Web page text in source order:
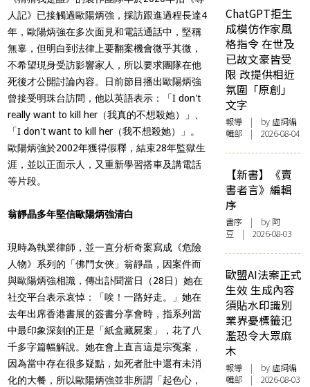
人記》已接觸過歐陽炳強，採訪跟進過程長達4
年，歐陽炳強在多次面見和電話通話中，堅稱
無辜，但明白到法律上要翻案機會微乎其微，
不希望現身受訪影響家人，所以要求團隊在他
死後才公開討論內容。日前節目播出歐陽炳強
曾接受明珠台訪問，他以英語表示：「I don't
really want to kill her（我真的不想殺她）」、
「I don't want to kill her（我不想殺她）」。
歐陽炳強於2002年獲得假釋，結束28年監獄生
涯，並以正面示人，又重新學習搭車及講電話
等片段。
翁靜晶多年堅信歐陽炳強清白
現時為執業律師，並一直分析奇案寫成《危險
人物》系列的「佛門女俠」翁靜晶，因案件而
與歐陽炳強相識，傳出訃聞當日（28日）她在
社交平台表示哀悼：「唉！一路好走。」她在
去年出席香港書展的簽書分享會時，指系列當
中最印象深刻的正是「紙盒藏屍案」，花了八
千多字篇幅解說。她在會上直言這是宗冤案，
因為當中存在很多疑點，如死者肚中還有未消
化的大餐，所以歐陽炳強並非所謂「起色心，
ChatGPT拒生
成模仿作家風
格指令 在世及
已故文豪皆受
限 改提供相近
氛圍「原創」
文字
報導 | by 虛詞編
輯部 | 2026-08-04
【新書】《賣
書者言》編輯
序
書序 | by 阿
豆 | 2026-08-03
歐盟AI法案正式
生效 生成內容
須貼水印識別
業界憂標籤氾
濫恐令大眾麻
木
報導 | by 虛詞編
輯部 | 2026-08-03